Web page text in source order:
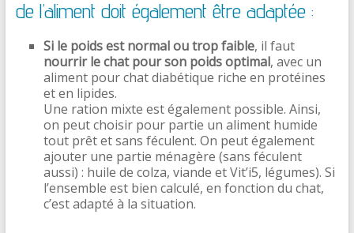
de l’aliment doit également être adaptée :
Si le poids est normal ou trop faible, il faut
nourrir le chat pour son poids optimal, avec un
aliment pour chat diabétique riche en protéines
et en lipides.
Une ration mixte est également possible. Ainsi,
on peut choisir pour partie un aliment humide
tout prêt et sans féculent. On peut également
ajouter une partie ménagère (sans féculent
aussi) : huile de colza, viande et Vit’i5, légumes). Si
l’ensemble est bien calculé, en fonction du chat,
c’est adapté à la situation.